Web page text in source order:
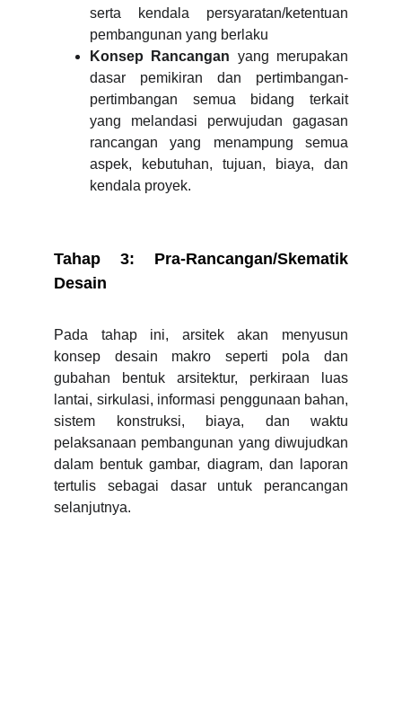
serta kendala persyaratan/ketentuan
pembangunan yang berlaku
Konsep Rancangan yang merupakan
dasar pemikiran dan pertimbangan-
pertimbangan semua bidang terkait
yang melandasi perwujudan gagasan
rancangan yang menampung semua
aspek, kebutuhan, tujuan, biaya, dan
kendala proyek.
Tahap 3: Pra-Rancangan/Skematik
Desain
Pada tahap ini, arsitek akan menyusun
konsep desain makro seperti pola dan
gubahan bentuk arsitektur, perkiraan luas
lantai, sirkulasi, informasi penggunaan bahan,
sistem konstruksi, biaya, dan waktu
pelaksanaan pembangunan yang diwujudkan
dalam bentuk gambar, diagram, dan laporan
tertulis sebagai dasar untuk perancangan
selanjutnya.